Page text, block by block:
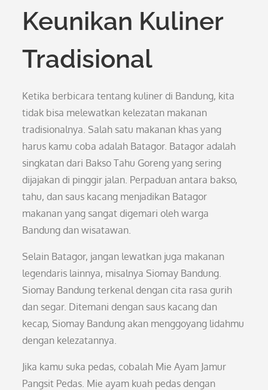
Keunikan Kuliner
Tradisional
Ketika berbicara tentang kuliner di Bandung, kita
tidak bisa melewatkan kelezatan makanan
tradisionalnya. Salah satu makanan khas yang
harus kamu coba adalah Batagor. Batagor adalah
singkatan dari Bakso Tahu Goreng yang sering
dijajakan di pinggir jalan. Perpaduan antara bakso,
tahu, dan saus kacang menjadikan Batagor
makanan yang sangat digemari oleh warga
Bandung dan wisatawan.
Selain Batagor, jangan lewatkan juga makanan
legendaris lainnya, misalnya Siomay Bandung.
Siomay Bandung terkenal dengan cita rasa gurih
dan segar. Ditemani dengan saus kacang dan
kecap, Siomay Bandung akan menggoyang lidahmu
dengan kelezatannya.
Jika kamu suka pedas, cobalah Mie Ayam Jamur
Pangsit Pedas. Mie ayam kuah pedas dengan